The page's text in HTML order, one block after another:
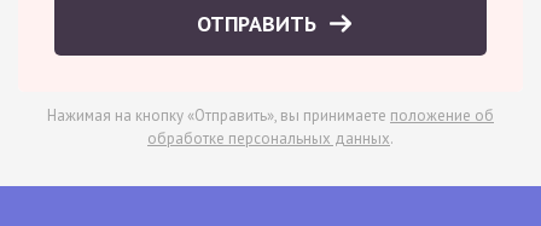
ОТПРАВИТЬ
Нажимая на кнопку «Отправить», вы принимаете положение об
обработке персональных данных.